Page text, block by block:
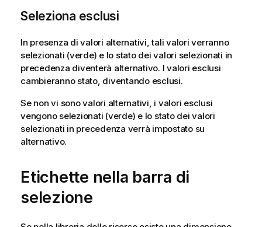
Seleziona esclusi
In presenza di valori alternativi, tali valori verranno
selezionati (verde) e lo stato dei valori selezionati in
precedenza diventerà alternativo. I valori esclusi
cambieranno stato, diventando esclusi.
Se non vi sono valori alternativi, i valori esclusi
vengono selezionati (verde) e lo stato dei valori
selezionati in precedenza verrà impostato su
alternativo.
Etichette nella barra di
selezione